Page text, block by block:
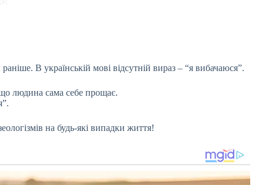
В українській мові відсутній вираз – “я вибачаюся”.
людина сама себе прощає.
на будь-які випадки життя!